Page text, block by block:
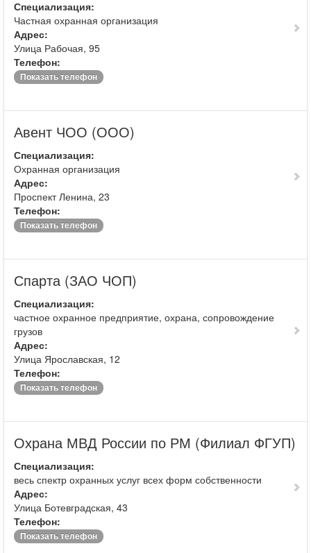
Специализация:
Частная охранная организация
Адрес:
Улица Рабочая, 95
Телефон:
Показать телефон
Авент ЧОО (ООО)
Специализация:
Охранная организация
Адрес:
Проспект Ленина, 23
Телефон:
Показать телефон
Спарта (ЗАО ЧОП)
Специализация:
частное охранное предприятие, охрана, сопровождение
грузов
Адрес:
Улица Ярославская, 12
Телефон:
Показать телефон
Охрана МВД России по РМ (Филиал ФГУП)
Специализация:
весь спектр охранных услуг всех форм собственности
Адрес:
Улица Ботевградская, 43
Телефон:
Показать телефон